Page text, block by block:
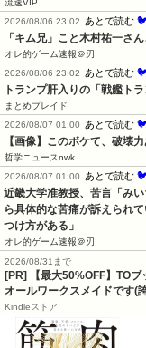
流速VIP
2026/08/06 23:02
あとで読む
「キム兄」こと木村祐一さ
オレ的ゲーム速報＠刃
2026/08/06 23:02
あとで読む
トランプ肝入りの「戦艦ト
まとめブレイド
2026/08/07 01:00
あとで読む
【画像】このボケて、破壊
哲学ニュースnwk
2026/08/07 01:00
あとで読む
近畿大学准教授、苦言「み
ら具体的な苦痛が訴えられ
つけ方がある」
オレ的ゲーム速報＠刃
2026/08/31まで
[PR] 【最大50%OFF】TOブ
オールワークスメイドです(
Kindleストア